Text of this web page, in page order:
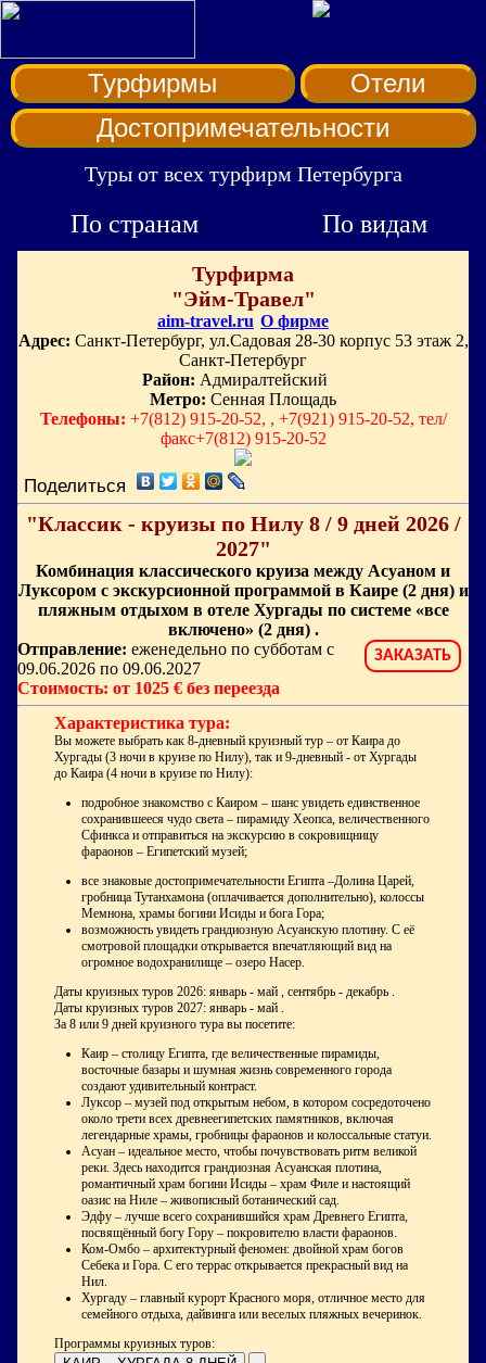
Турфирмы
Отели
Достопримечательности
Туры от всех турфирм Петербурга
По странам По видам
Турфирма
"Эйм-Травел"
aim-travel.ru О фирме
Адрес: Санкт-Петербург, ул.Садовая 28-30 корпус 53 этаж 2,
Санкт-Петербург
Район: Адмиралтейский
Метро: Сенная Площадь
Телефоны: +7(812) 915-20-52, , +7(921) 915-20-52, тел/
факс+7(812) 915-20-52
Поделиться
"Классик - круизы по Нилу 8 / 9 дней 2026 /
2027"
Комбинация классического круиза между Асуаном и
Луксором с экскурсионной программой в Каире (2 дня) и
пляжным отдыхом в отеле Хургады по системе «все
включено» (2 дня) .
ЗАКАЗАТЬ
Отправление: еженедельно по субботам с
09.06.2026 по 09.06.2027
Стоимость: от 1025 € без переезда
Характеристика тура:
Вы можете выбрать как 8-дневный круизный тур – от Каира до
Хургады (3 ночи в круизе по Нилу), так и 9-дневный - от Хургады
до Каира (4 ночи в круизе по Нилу):
подробное знакомство с Каиром – шанс увидеть единственное
сохранившееся чудо света – пирамиду Хеопса, величественного
Сфинкса и отправиться на экскурсию в сокровищницу
фараонов – Египетский музей;
все знаковые достопримечательности Египта –Долина Царей,
гробница Тутанхамона (оплачивается дополнительно), колоссы
Мемнона, храмы богини Исиды и бога Гора;
возможность увидеть грандиозную Асуанскую плотину. С её
смотровой площадки открывается впечатляющий вид на
огромное водохранилище – озеро Насер.
Даты круизных туров 2026: январь - май , сентябрь - декабрь .
Даты круизных туров 2027: январь - май .
За 8 или 9 дней круизного тура вы посетите:
Каир – столицу Египта, где величественные пирамиды,
восточные базары и шумная жизнь современного города
создают удивительный контраст.
Луксор – музей под открытым небом, в котором сосредоточено
около трети всех древнеегипетских памятников, включая
легендарные храмы, гробницы фараонов и колоссальные статуи.
Асуан – идеальное место, чтобы почувствовать ритм великой
реки. Здесь находится грандиозная Асуанская плотина,
романтичный храм богини Исиды – храм Филе и настоящий
оазис на Ниле – живописный ботанический сад.
Эдфу – лучше всего сохранившийся храм Древнего Египта,
посвящённый богу Гору – покровителю власти фараонов.
Ком-Омбо – архитектурный феномен: двойной храм богов
Себека и Гора. С его террас открывается прекрасный вид на
Нил.
Хургаду – главный курорт Красного моря, отличное место для
семейного отдыха, дайвинга или веселых пляжных вечеринок.
Программы круизных туров: